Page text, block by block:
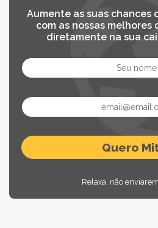
Aumente as suas chances
com as nossas melhores
diretamente na sua
Relaxa, não